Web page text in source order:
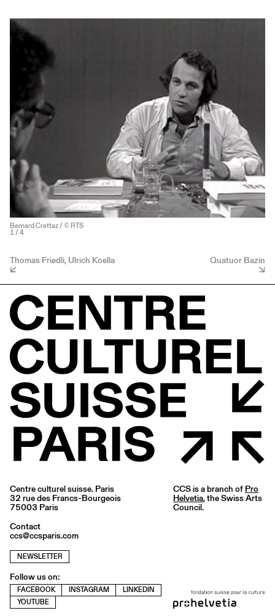
Bernard Crettaz / © RTS
1 / 4
Thomas Friedli, Ulrich Koella Quatuor Bazin
Centre culturel suisse. Paris
32 rue des Francs-Bourgeois
75003 Paris
Contact
ccs@ccsparis.com
NEWSLETTER
Follow us on:
FACEBOOK INSTAGRAM
LINKEDIN
YOUTUBE
CCS is a branch of Pro
Helvetia, the Swiss Arts
Council.